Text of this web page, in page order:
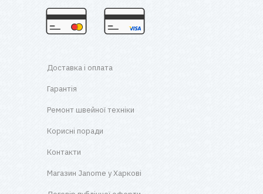
Доставка і оплата
Гарантія
Ремонт швейної техніки
Корисні поради
Контакти
Магазин Janome у Харкові